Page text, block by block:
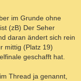
im Grunde ohne
(zB) Der Seher
daran ändert sich rein
mittig (Platz 19)
geschafft hat.
Thread ja genannt,